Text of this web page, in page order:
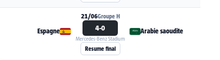
Voir la fiche du match Espagne - Arabie
21/06Groupe H
Espagne 4-0
Mercedes-Benz Stadium
Arabie saoudite
Resume final